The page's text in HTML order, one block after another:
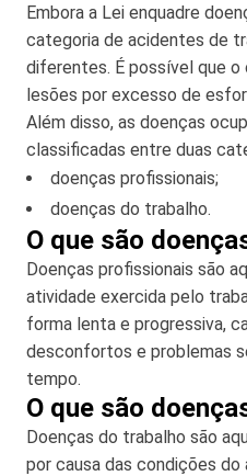
Embora a Lei enquadre
categoria de acidentes de
diferentes. É possível que
lesões por excesso de
Além disso, as doenças
classificadas entre duas
doenças profissionais;
doenças do trabalho.
O que são
Doenças profissionais são
atividade exercida pelo
forma lenta e progressiva,
desconfortos e problemas
tempo.
O que são
Doenças do trabalho são
por causa das condições